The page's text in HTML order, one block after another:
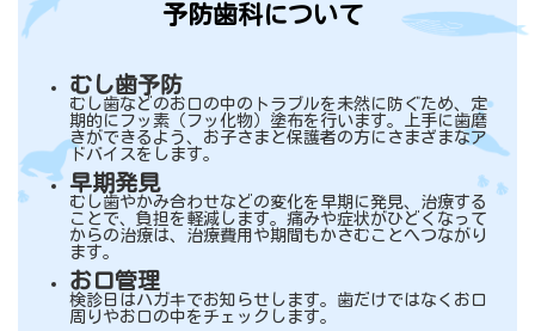
予防歯科について
むし歯予防
むし歯などのお口の中のトラブルを未然に防ぐため、定
期的にフッ素（フッ化物）塗布を行います。上手に歯磨
きができるよう、お子さまと保護者の方にさまざまなア
ドバイスをします。
早期発見
むし歯やかみ合わせなどの変化を早期に発見、治療する
ことで、負担を軽減します。痛みや症状がひどくなって
からの治療は、治療費用や期間もかさむことへつながり
ます。
お口管理
検診日はハガキでお知らせします。歯だけではなくお口
周りやお口の中をチェックします。